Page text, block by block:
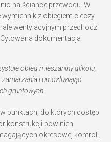
na ściance przewodu. W
z obiegiem cieczy
wentylacyjnym przechodzi
dokumentacja
obieg mieszaniny glikolu,
i umożliwiając
gruntowych.
punktach, do których dostęp
konstrukcji powinien
okresowej kontroli.